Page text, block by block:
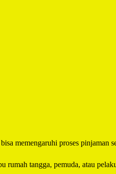
memengaruhi proses pinjaman
tangga, pemuda, atau